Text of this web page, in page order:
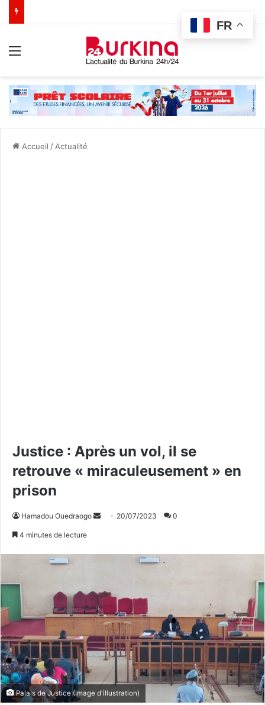
Accueil / Actualité
Justice : Après un vol, il se
retrouve « miraculeusement » en
prison
Hamadou Ouedraogo
r
u
c
o
r
20/07/2023 0
4 minutes de lecture
Palais de Justice (Image d'illustration)
FR